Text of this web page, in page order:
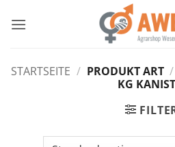
Inhalt
STARTSEITE / PRODUKT ART /
KG